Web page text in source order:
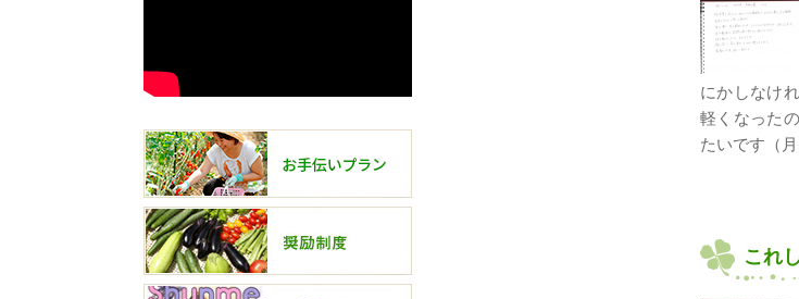
にかしなけ
軽くなった
たいです（月
これ